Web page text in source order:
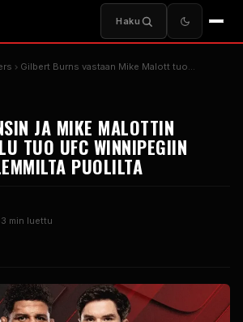
Haku
Gilbert Burns vastaan ​​Mike Malott tuo…
JA MIKE MALOTTIN
TUO UFC WINNIPEGIIN
PUOLILTA
3 min luettu